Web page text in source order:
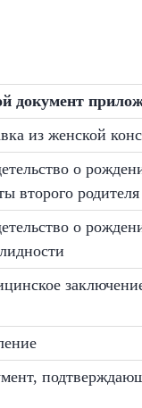
документ
из женской
о
второго родителя
о